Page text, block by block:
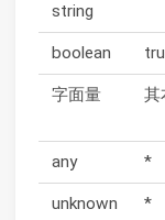
string
boolean
字面量 其
any *
unknown *